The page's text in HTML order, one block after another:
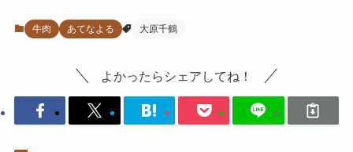
牛肉 あてなよる 大原千鶴
よかったらシェアしてね！